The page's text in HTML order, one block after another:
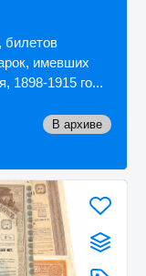
билетов
имевших
1898-1915 го...
В архиве